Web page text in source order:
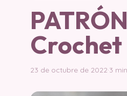
Crochet
23 de octubre de 2022·3